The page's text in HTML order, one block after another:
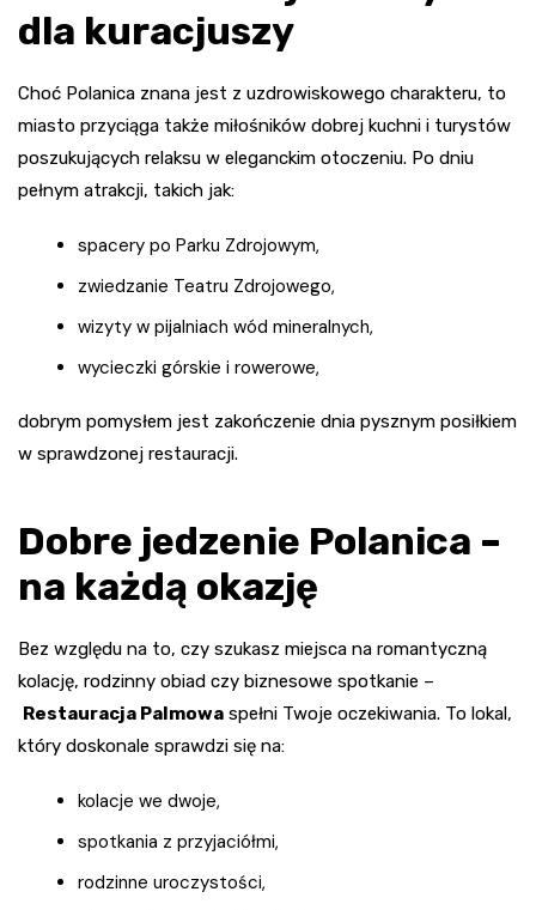
dla kuracjuszy
Choć Polanica znana jest z uzdrowiskowego charakteru, to
miasto przyciąga także miłośników dobrej kuchni i turystów
poszukujących relaksu w eleganckim otoczeniu. Po dniu
pełnym atrakcji, takich jak:
spacery po Parku Zdrojowym,
zwiedzanie Teatru Zdrojowego,
wizyty w pijalniach wód mineralnych,
wycieczki górskie i rowerowe,
dobrym pomysłem jest zakończenie dnia pysznym posiłkiem
w sprawdzonej restauracji.
Dobre jedzenie Polanica –
na każdą okazję
Bez względu na to, czy szukasz miejsca na romantyczną
kolację, rodzinny obiad czy biznesowe spotkanie –
Restauracja Palmowa spełni Twoje oczekiwania. To lokal,
który doskonale sprawdzi się na:
kolacje we dwoje,
spotkania z przyjaciółmi,
rodzinne uroczystości,